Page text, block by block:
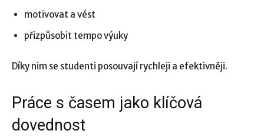
motivovat a vést
přizpůsobit tempo výuky
Díky nim se studenti posouvají rychleji a efektivněji.
Práce s časem jako klíčová
dovednost